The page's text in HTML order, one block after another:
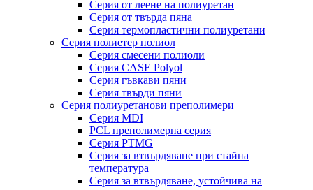
Серия от леене на полиуретан
Серия от твърда пяна
Серия термопластични полиуретани
Серия полиетер полиол
Серия смесени полиоли
Серия CASE Polyol
Серия гъвкави пяни
Серия твърди пяни
Серия полиуретанови преполимери
Серия MDI
PCL преполимерна серия
Серия PTMG
Серия за втвърдяване при стайна
температура
Серия за втвърдяване, устойчива на